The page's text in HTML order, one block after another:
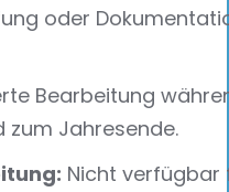
oder
Bearbeitung
Jahresende.
Nicht verfügbar